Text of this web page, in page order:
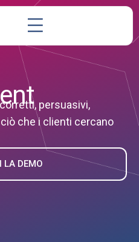
persuasivi,
che i clienti cercano
LA DEMO